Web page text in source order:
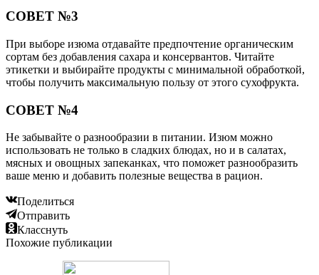
СОВЕТ №3
При выборе изюма отдавайте предпочтение органическим
сортам без добавления сахара и консервантов. Читайте
этикетки и выбирайте продукты с минимальной обработкой,
чтобы получить максимальную пользу от этого сухофрукта.
СОВЕТ №4
Не забывайте о разнообразии в питании. Изюм можно
использовать не только в сладких блюдах, но и в салатах,
мясных и овощных запеканках, что поможет разнообразить
ваше меню и добавить полезные вещества в рацион.
Поделиться
Отправить
Класснуть
Похожие публикации